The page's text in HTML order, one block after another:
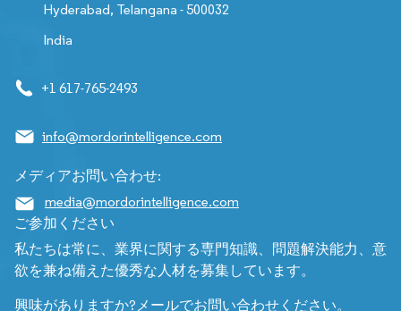
Hyderabad, Telangana - 500032
India
+1 617-765-2493
info@mordorintelligence.com
メディアお問い合わせ:
media@mordorintelligence.com
ご参加ください
私たちは常に、業界に関する専門知識、問題解決能力、意
欲を兼ね備えた優秀な人材を募集しています。
興味がありますか?メールでお問い合わせください。